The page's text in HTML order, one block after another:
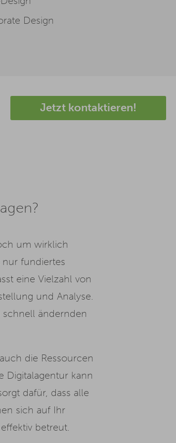
Design
Jetzt kontaktieren!
um wirklich
fundiertes
eine Vielzahl von
und Analyse.
schnell ändernden
die Ressourcen
Digitalagentur kann
dafür, dass alle
sich auf Ihr
betreut.